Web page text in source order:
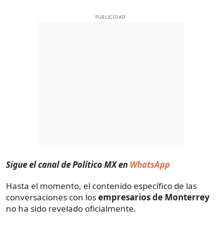
PUBLICIDAD
Sigue el canal de Político MX en WhatsApp
Hasta el momento, el contenido específico de las
conversaciones con losempresarios de Monterrey
no ha sido revelado oficialmente.